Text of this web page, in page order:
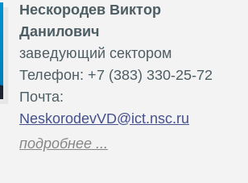
Нескородев Виктор
Данилович
заведующий сектором
Телефон: +7 (383) 330-25-72
Почта:
NeskorodevVD@ict.nsc.ru
подробнее ...